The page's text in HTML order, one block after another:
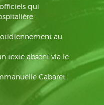
qui
au
texte absent via le
Cabaret